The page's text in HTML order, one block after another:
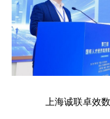
上海诚联卓效